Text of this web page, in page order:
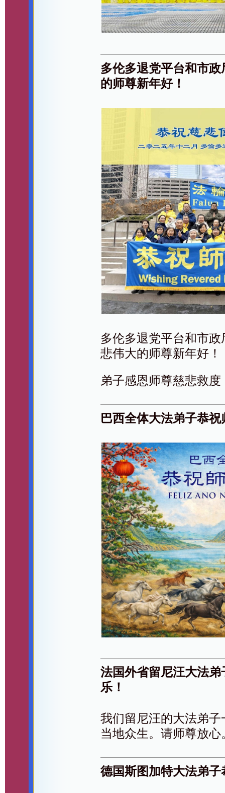
多伦多退党平台和市
的师尊新年好！
多伦多退党平台和市
悲伟大的师尊新年好！
弟子感恩师尊慈悲救
巴西全体大法弟子恭
法国外省留尼汪大法
乐！
我们留尼汪的大法弟
当地众生。请师尊放心
德国斯图加特大法弟